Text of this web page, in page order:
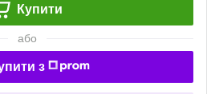
Купити
або
з